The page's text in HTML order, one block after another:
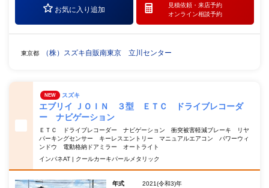
お気に入り追加
見積依頼・ 来店予約
オンライン相談予約
東京都 （株）スズキ自販南東京 立川センター
NEW スズキ
エブリイ ＪＯＩＮ ３型 ＥＴＣ ドライブレコーダ
ー ナビゲーション
ＥＴＣ ドライブレコーダー ナビゲーション 衝突被害軽減ブレーキ リヤ
パーキングセンサー キーレスエントリー マニュアルエアコン パワーウィ
ンドウ 電動格納ドアミラー オートライト
インパネAT | クールカーキパールメタリック
年式
2021(令和3)年